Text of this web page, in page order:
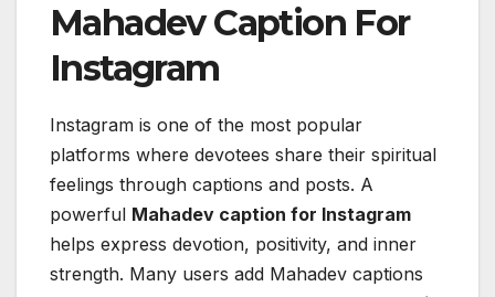
Mahadev Caption For
Instagram
Instagram is one of the most popular
platforms where devotees share their spiritual
feelings through captions and posts. A
powerful Mahadev caption for Instagram
helps express devotion, positivity, and inner
strength. Many users add Mahadev captions